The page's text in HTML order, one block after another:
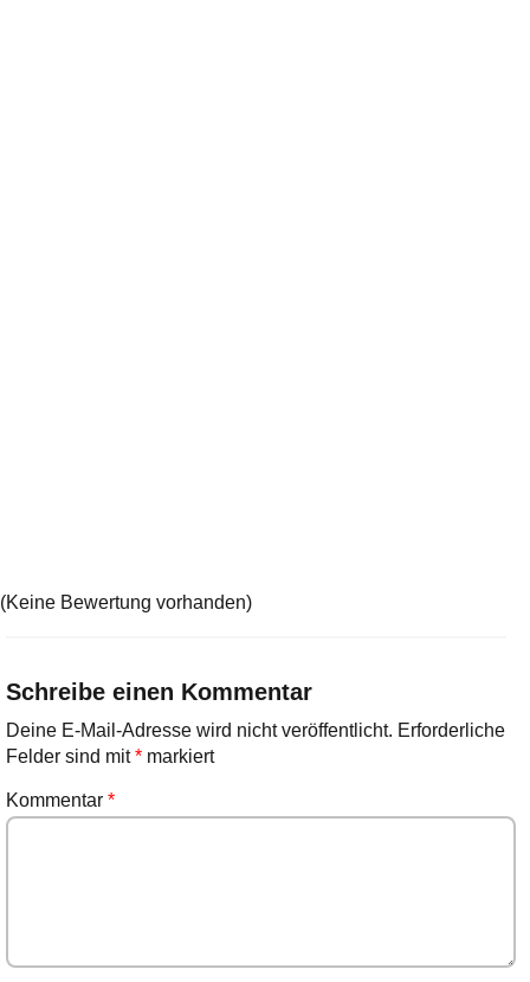
(Keine Bewertung vorhanden)
Schreibe einen Kommentar
Deine E-Mail-Adresse wird nicht veröffentlicht. Erforderliche
Felder sind mit*markiert
Kommentar *